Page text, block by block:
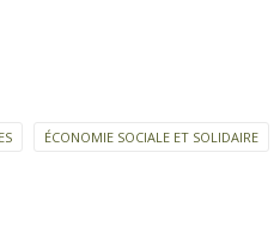
ÉCONOMIE SOCIALE ET SOLIDAIRE